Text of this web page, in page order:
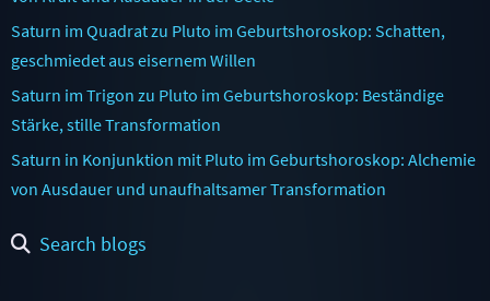
Saturn im Quadrat zu Pluto im Geburtshoroskop: Schatten,
geschmiedet aus eisernem Willen
Saturn im Trigon zu Pluto im Geburtshoroskop: Beständige
Stärke, stille Transformation
Saturn in Konjunktion mit Pluto im Geburtshoroskop: Alchemie
von Ausdauer und unaufhaltsamer Transformation
Search blogs